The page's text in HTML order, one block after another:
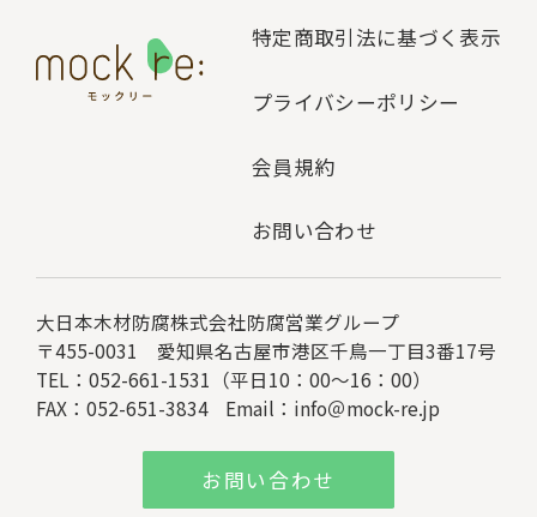
特定商取引法に基づく表示
プライバシーポリシー
会員規約
お問い合わせ
大日本木材防腐株式会社防腐営業グループ
〒455-0031 愛知県名古屋市港区千鳥一丁目3番17号
TEL：052-661-1531（平日10：00～16：00）
FAX：052-651-3834
Email： info＠mock-re.jp
お問い合わせ